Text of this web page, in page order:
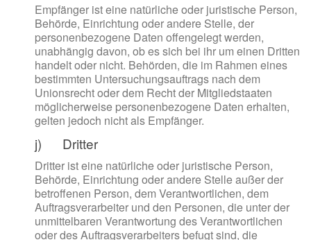
Empfänger ist eine natürliche oder juristische Person,
Behörde, Einrichtung oder andere Stelle, der
personenbezogene Daten offengelegt werden,
unabhängig davon, ob es sich bei ihr um einen Dritten
handelt oder nicht. Behörden, die im Rahmen eines
bestimmten Untersuchungsauftrags nach dem
Unionsrecht oder dem Recht der Mitgliedstaaten
möglicherweise personenbezogene Daten erhalten,
gelten jedoch nicht als Empfänger.
j) Dritter
Dritter ist eine natürliche oder juristische Person,
Behörde, Einrichtung oder andere Stelle außer der
betroffenen Person, dem Verantwortlichen, dem
Auftragsverarbeiter und den Personen, die unter der
unmittelbaren Verantwortung des Verantwortlichen
oder des Auftragsverarbeiters befugt sind, die